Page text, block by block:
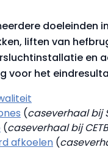
doeleinden
liften van
en
voor het
(caseverhaal bij
(caseverhaal bij CETB
afkoelen (